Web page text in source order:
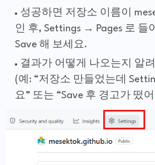
성공하면 저장소 이름이
인 후, Settings → Pages 로 들
Save 해 보세요.
결과가 어떻게 나오는지 알
(예: “저장소 만들었는데
요” 또는 “Save 후 경고가 떴